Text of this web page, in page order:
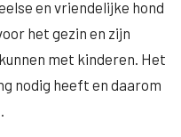
en vriendelijke hond
het gezin en zijn
met kinderen. Het
nodig heeft en daarom